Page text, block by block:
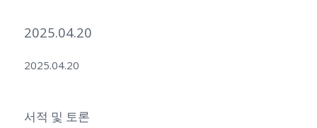
2025.04.20
2025.04.20
서적 및 토론